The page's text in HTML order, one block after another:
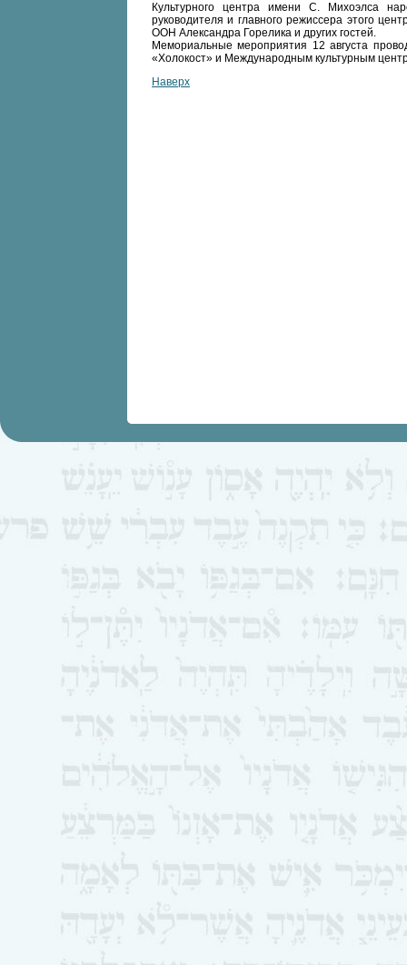
Культурного центра имени С. Михоэлса
руководителя и главного режиссера этого
ООН Александра Горелика и других гостей.
Мемориальные мероприятия 12 августа
«Холокост» и Международным культурным
Наверх